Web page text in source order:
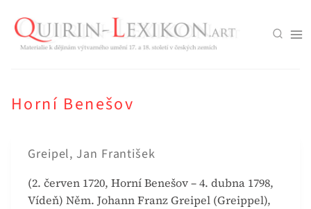
obsah
Horní Benešov
Greipel, Jan František
(2. červen 1720, Horní Benešov – 4. dubna 1798,
Vídeň) Něm. Johann Franz Greipel (Greippel),